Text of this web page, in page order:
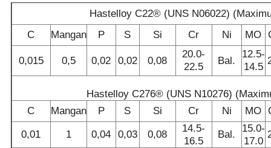
Hastelloy C22® (UNS N06022)
C
Mangan P S Si Cr Ni MO
0,015 0,5 0,02 0,02 0,08
20.0-
22.5
Bal.
12.5-
14.5
Hastelloy C276® (UNS N10276)
C
Mangan P S Si Cr Ni MO
0,01
1 0,04 0,03 0,08
14.5-
16.5
Bal.
15.0-
17.0